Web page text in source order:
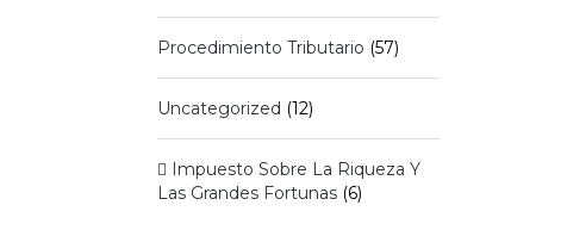
Procedimiento Tributario (57)
Uncategorized (12)
 Impuesto Sobre La Riqueza Y
Las Grandes Fortunas(6)